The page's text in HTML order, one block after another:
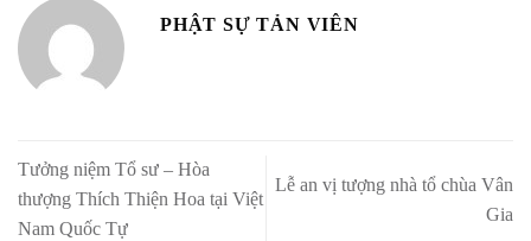
PHẬT SỰ TẢN VIÊN
Tưởng niệm Tổ sư – Hòa
thượng Thích Thiện Hoa tại Việt
Nam Quốc Tự
Lễ an vị tượng nhà tổ chùa Vân
Gia